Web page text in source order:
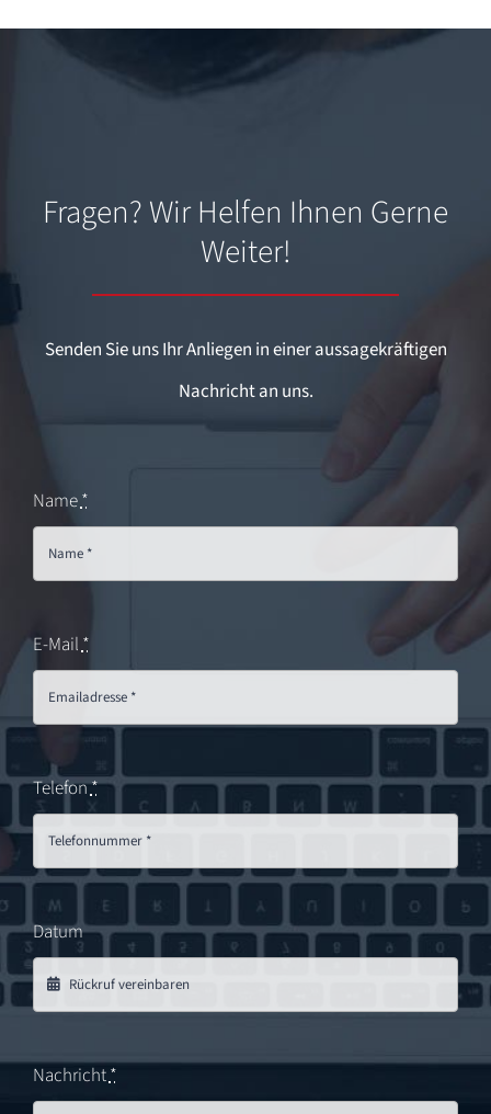
Fragen? Wir Helfen Ihnen Gerne
Weiter!
Senden Sie uns Ihr Anliegen in einer aussagekräftigen
Nachricht an uns.
Name*
E-Mail*
Telefon*
Datum
Nachricht*